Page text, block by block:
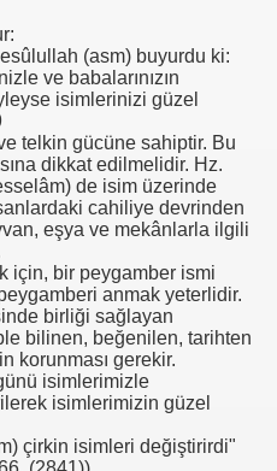
(asm) buyurdu ki:
ve babalarınızın
isimlerinizi güzel
telkin gücüne sahiptir. Bu
dikkat edilmelidir. Hz.
de isim üzerinde
cahiliye devrinden
eşya ve mekânlarla ilgili
için, bir peygamber ismi
anmak yeterlidir.
birliği sağlayan
bilinen, beğenilen, tarihten
korunması gerekir.
isimlerimizle
isimlerimizin güzel
çirkin isimleri değiştirirdi"